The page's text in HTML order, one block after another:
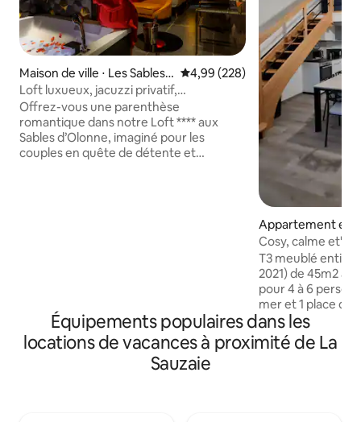
Maison de ville ⋅ Les Sables-
d'Olonne
Évaluation moyenne sur la
4,99 (228)
Loft luxueux, jacuzzi privatif,
climatisation
Offrez-vous une parenthèse
romantique dans notre Loft **** aux
Sables d’Olonne, imaginé pour les
couples en quête de détente et
Appartement en
⋅ Bretignolles-
Cosy, calme
Brétignolles
T3 meublé
2021) de 45m2
pour 4 à 6
mer et 1 place de
une petite
Comprend 1
petite chambre,
Équipements populaires dans les
locations de vacances à proximité de La
Sauzaie